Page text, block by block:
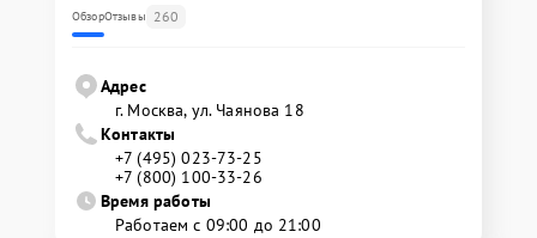
ОбзорОтзывы 260
Адрес
г. Москва, ул. Чаянова 18
Контакты
+7 (495) 023-73-25
+7 (800) 100-33-26
Время работы
Работаем с 09:00 до 21:00